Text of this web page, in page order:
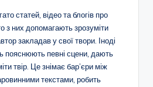
статей, відео та блогів про
з них допомагають зрозуміти
закладав у свої твори. Іноді
пояснюють певні сцени, дають
твір. Це знімає бар’єри між
текстами, робить